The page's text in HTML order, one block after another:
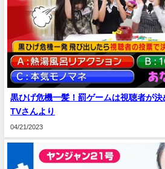
黒ひげ危機一髪！罰ゲームは視聴者が
TVさんより
04/21/2023